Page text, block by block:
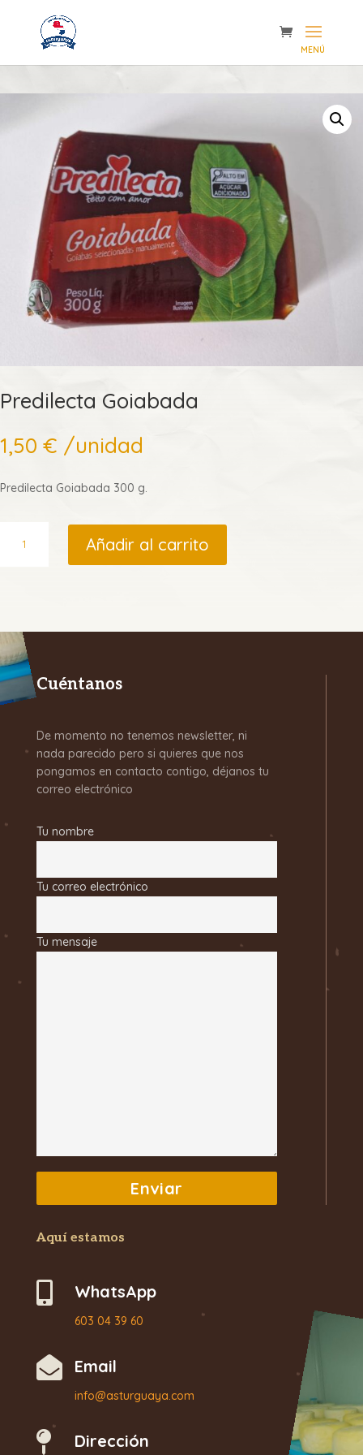
Predilecta Goiabada
1,50 € /unidad
Predilecta Goiabada 300 g.
Goiabada
Añadir al carrito
Cuéntanos
De momento no tenemos newsletter, ni
nada parecido pero si quieres que nos
pongamos en contacto contigo, déjanos tu
correo electrónico
Tu nombre
Tu correo electrónico
Tu mensaje
Aquí estamos
 WhatsApp
603 04 39 60
 Email
info@asturguaya.com
 Dirección